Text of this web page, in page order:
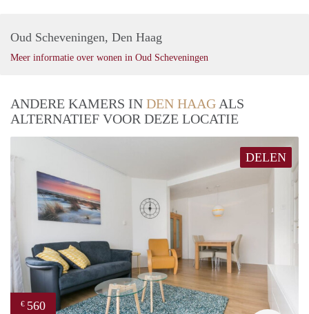
Oud Scheveningen, Den Haag
Meer informatie over wonen in Oud Scheveningen
ANDERE KAMERS IN DEN HAAG ALS
ALTERNATIEF VOOR DEZE LOCATIE
DELEN
€ 560